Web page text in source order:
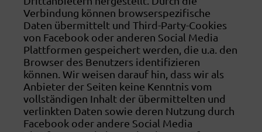
Verbindung können browserspezifische
Daten übermittelt und Third-Party-Cookies
von Facebook oder anderen Social Media
Plattformen gespeichert werden, die u.a. den
Browser des Benutzers identifizieren
können. Wir weisen darauf hin, dass wir als
Anbieter der Seiten keine Kenntnis vom
vollständigen Inhalt der übermittelten und
verlinkten Daten sowie deren Nutzung durch
Facebook oder andere Social Media